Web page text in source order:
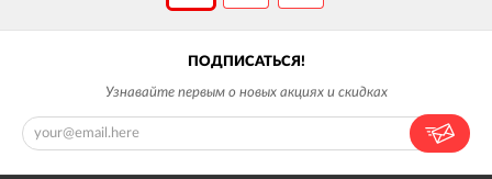
ПОДПИСАТЬСЯ!
Узнавайте первым о новых акциях и скидках